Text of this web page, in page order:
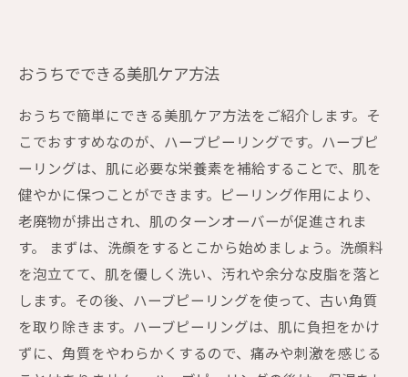
おうちでできる美肌ケア方法
おうちで簡単にできる美肌ケア方法をご紹介します。そ
こでおすすめなのが、ハーブピーリングです。ハーブピ
ーリングは、肌に必要な栄養素を補給することで、肌を
健やかに保つことができます。ピーリング作用により、
老廃物が排出され、肌のターンオーバーが促進されま
す。 まずは、洗顔をするとこから始めましょう。洗顔料
を泡立てて、肌を優しく洗い、汚れや余分な皮脂を落と
します。その後、ハーブピーリングを使って、古い角質
を取り除きます。ハーブピーリングは、肌に負担をかけ
ずに、角質をやわらかくするので、痛みや刺激を感じる